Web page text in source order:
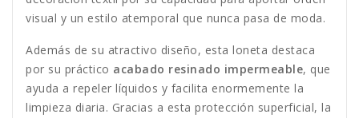
visual y un estilo atemporal que nunca pasa de moda.
Además de su atractivo diseño, esta loneta destaca
por su práctico acabado resinado impermeable, que
ayuda a repeler líquidos y facilita enormemente la
limpieza diaria. Gracias a esta protección superficial, la